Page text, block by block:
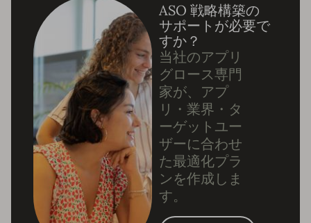
ASO 戦略構築の
サポートが必要で
すか？
当社のアプリ
グロース専門
家が、アプ
リ・業界・タ
ーゲットユー
ザーに合わせ
た最適化プラ
ンを作成しま
す。